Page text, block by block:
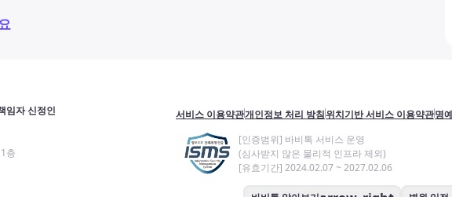
임자 신정인
층
서비스 이용약관개인정보 처리 방침위치기반 서비스 이용약관명
[인증범위] 바비톡 서비스 운영
(심사받지 않은 물리적 인프라 제외)
[유효기간] 2024.02.07 ~ 2027.02.06